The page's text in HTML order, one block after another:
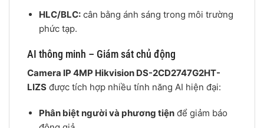
HLC/BLC:cân bằng ánh sáng trong môi trường
phức tạp.
AI thông minh – Giám sát chủ động
Camera IP 4MP Hikvision DS-2CD2747G2HT-
LIZS được tích hợp nhiều tính năng AI hiện đại:
Phân biệt người và phương tiệnđể giảm báo